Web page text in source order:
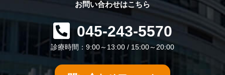
お問い合わせはこちら
045-243-5570
診療時間：9:00～13:00 / 15:00～20:00